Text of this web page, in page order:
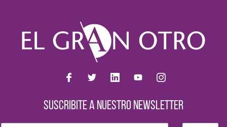
SUSCRIBITE A NUESTRO NEWSLETTER